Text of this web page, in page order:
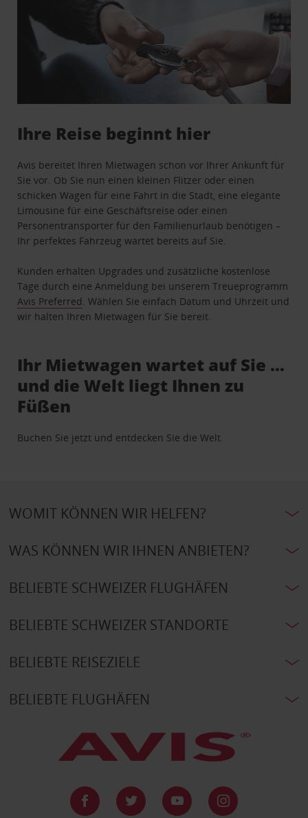
Ihre Reise beginnt hier
Avis bereitet Ihren Mietwagen schon vor Ihrer Ankunft für
Sie vor. Ob Sie nun einen kleinen Flitzer oder einen
schicken Wagen für eine Fahrt in die Stadt, eine elegante
Limousine für eine Geschäftsreise oder einen
Personentransporter für den Familienurlaub benötigen –
Ihr perfektes Fahrzeug wartet bereits auf Sie.
Kunden erhalten Upgrades und zusätzliche kostenlose
Tage durch eine Anmeldung bei unserem Treueprogramm
Avis Preferred . Wählen Sie einfach Datum und Uhrzeit und
wir halten Ihren Mietwagen für Sie bereit.
Ihr Mietwagen wartet auf Sie …
und die Welt liegt Ihnen zu
Füßen
Buchen Sie jetzt und entdecken Sie die Welt.
WOMIT KÖNNEN WIR HELFEN?
WAS KÖNNEN WIR IHNEN ANBIETEN?
BELIEBTE SCHWEIZER FLUGHÄFEN
BELIEBTE SCHWEIZER STANDORTE
BELIEBTE REISEZIELE
BELIEBTE FLUGHÄFEN